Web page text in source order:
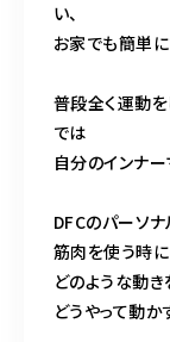
い、
お家でも簡単に
普段全く運動を
では
自分のインナ
DFCのパーソナ
筋肉を使う時に
どのような動き
どうやって動